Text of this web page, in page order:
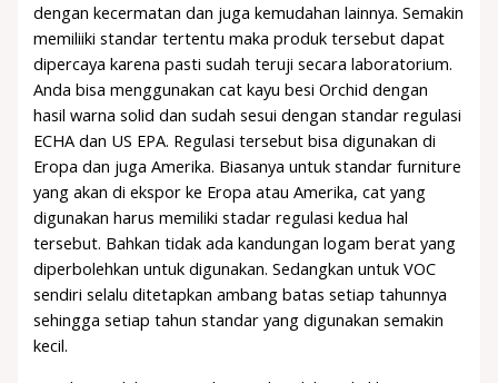
dengan kecermatan dan juga kemudahan lainnya. Semakin
memiliiki standar tertentu maka produk tersebut dapat
dipercaya karena pasti sudah teruji secara laboratorium.
Anda bisa menggunakan cat kayu besi Orchid dengan
hasil warna solid dan sudah sesui dengan standar regulasi
ECHA dan US EPA. Regulasi tersebut bisa digunakan di
Eropa dan juga Amerika. Biasanya untuk standar furniture
yang akan di ekspor ke Eropa atau Amerika, cat yang
digunakan harus memiliki stadar regulasi kedua hal
tersebut. Bahkan tidak ada kandungan logam berat yang
diperbolehkan untuk digunakan. Sedangkan untuk VOC
sendiri selalu ditetapkan ambang batas setiap tahunnya
sehingga setiap tahun standar yang digunakan semakin
kecil.